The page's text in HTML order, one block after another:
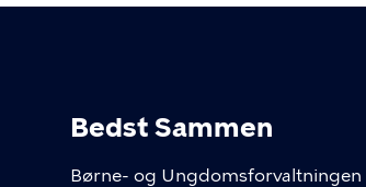
Bedst Sammen
Børne- og Ungdomsforvaltningen